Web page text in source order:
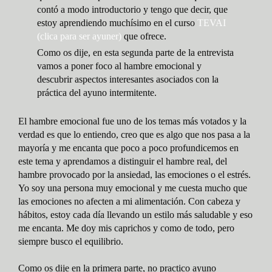
contó a modo introductorio y tengo que decir, que
estoy aprendiendo muchísimo en el cursoTEVAI
(clica para ser ayuner) que ofrece.
Como os dije, en esta segunda parte de la entrevista
vamos a poner foco al hambre emocional y
descubrir aspectos interesantes asociados con la
práctica del ayuno intermitente.
El hambre emocional fue uno de los temas más votados y la
verdad es que lo entiendo, creo que es algo que nos pasa a la
mayoría y me encanta que poco a poco profundicemos en
este tema y aprendamos a distinguir el hambre real, del
hambre provocado por la ansiedad, las emociones o el estrés.
Yo soy una persona muy emocional y me cuesta mucho que
las emociones no afecten a mi alimentación. Con cabeza y
hábitos, estoy cada día llevando un estilo más saludable y eso
me encanta. Me doy mis caprichos y como de todo, pero
siempre busco el equilibrio.
Como os dije en la primera parte, no practico ayuno